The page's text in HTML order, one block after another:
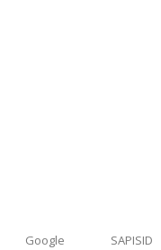
Google SAPISID